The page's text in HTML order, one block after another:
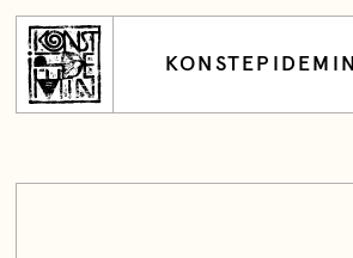
KONSTEPIDEMIN